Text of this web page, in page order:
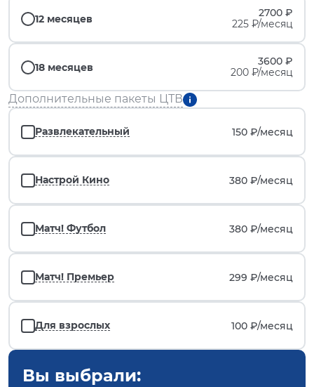
12 месяцев
2700 ₽
225 ₽/месяц
18 месяцев
3600 ₽
200 ₽/месяц
Дополнительные пакеты ЦТВ
Развлекательный 150 ₽/месяц
Настрой Кино 380 ₽/месяц
Матч! Футбол 380 ₽/месяц
Матч! Премьер 299 ₽/месяц
Для взрослых 100 ₽/месяц
Вы выбрали: